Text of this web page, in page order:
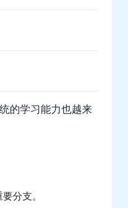
的学习能力也越来
分支。